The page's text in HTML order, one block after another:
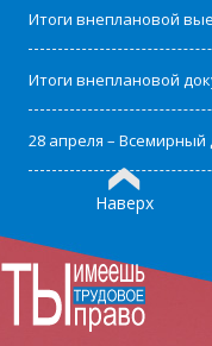
Итоги внеплановой
Итоги внеплановой
28 апреля –
Наверх